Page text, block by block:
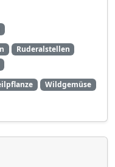
Ruderalstellen
Wildgemüse